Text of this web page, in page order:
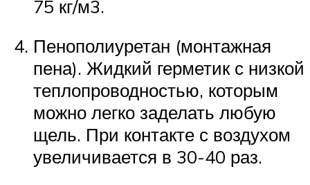
75 кг/м3.
Пенополиуретан (монтажная
пена). Жидкий герметик с низкой
теплопроводностью, которым
можно легко заделать любую
щель. При контакте с воздухом
увеличивается в 30-40 раз.